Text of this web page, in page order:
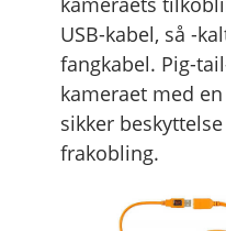
USB-kabel, så -
fangkabel. Pig-
kameraet med
sikker
frakobling.